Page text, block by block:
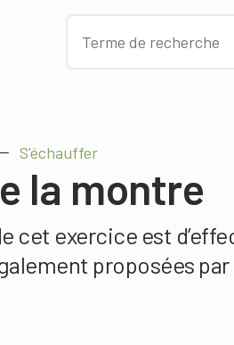
S'échauffer
la montre
cet exercice est
proposées